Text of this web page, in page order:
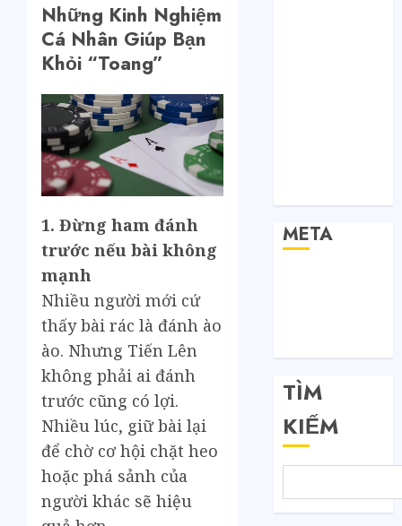
Những Kinh Nghiệm
Cá Nhân Giúp Bạn
Khỏi “Toang”
1. Đừng ham đánh
trước nếu bài không
mạnh
Nhiều người mới cứ
thấy bài rác là đánh ào
ào. Nhưng Tiến Lên
không phải ai đánh
trước cũng có lợi.
Nhiều lúc, giữ bài lại
để chờ cơ hội chặt heo
hoặc phá sảnh của
người khác sẽ hiệu
META
TÌM
KIẾM